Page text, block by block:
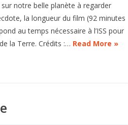
notre belle planète à regarder
la longueur du film (92 minutes
au temps nécessaire à l’ISS pour
la Terre. Crédits :… Read More »